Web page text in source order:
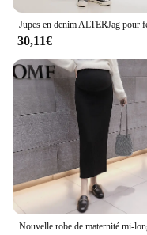
30,11€